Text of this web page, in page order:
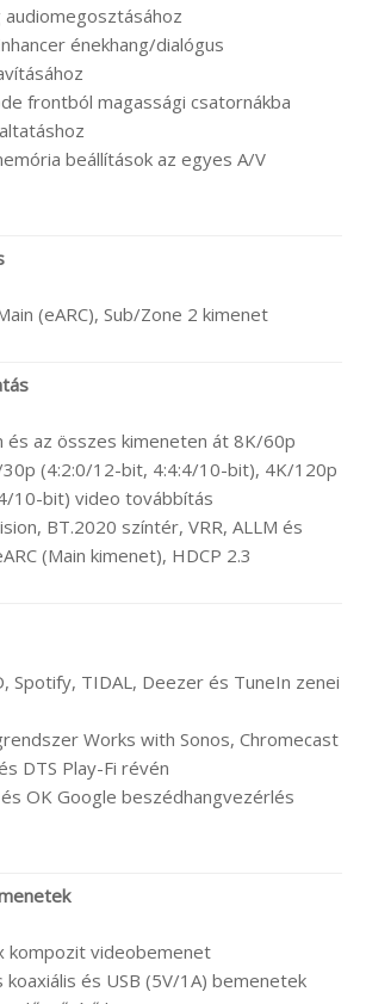
énekhang/dialógus
frontból magassági csatornákba
beállítások az egyes A/V
(eARC), Sub/Zone 2 kimenet
és az összes kimeneten át 8K/60p
(4:2:0/12-bit, 4:4:4/10-bit), 4K/120p
10-bit) video továbbítás
BT.2020 színtér, VRR, ALLM és
(Main kimenet), HDCP 2.3
Spotify, TIDAL, Deezer és TuneIn zenei
Works with Sonos, Chromecast
DTS Play-Fi révén
OK Google beszédhangvezérlés
kompozit videobemenet
koaxiális és USB (5V/1A) bemenetek